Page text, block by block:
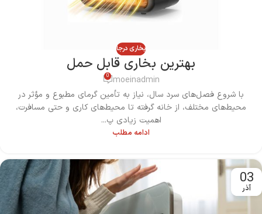
بخاری درجا
بهترین بخاری قابل حمل
moeinadmin
0
با شروع فصل‌های سرد سال، نیاز به تأمین گرمای مطبوع و مؤثر در
محیط‌های مختلف، از خانه گرفته تا محیط‌های کاری و حتی مسافرت،
اهمیت زیادی پ...
ادامه مطلب
03
آذر